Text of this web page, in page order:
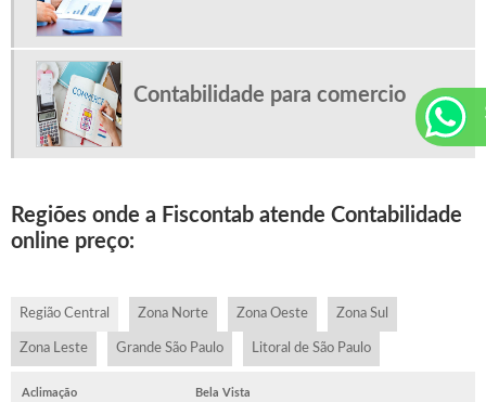
Contabilidade para comercio
Regiões onde a Fiscontab atende Contabilidade
online preço:
Região Central Zona Norte Zona Oeste Zona Sul
Zona Leste Grande São Paulo Litoral de São Paulo
Aclimação
Bela Vista